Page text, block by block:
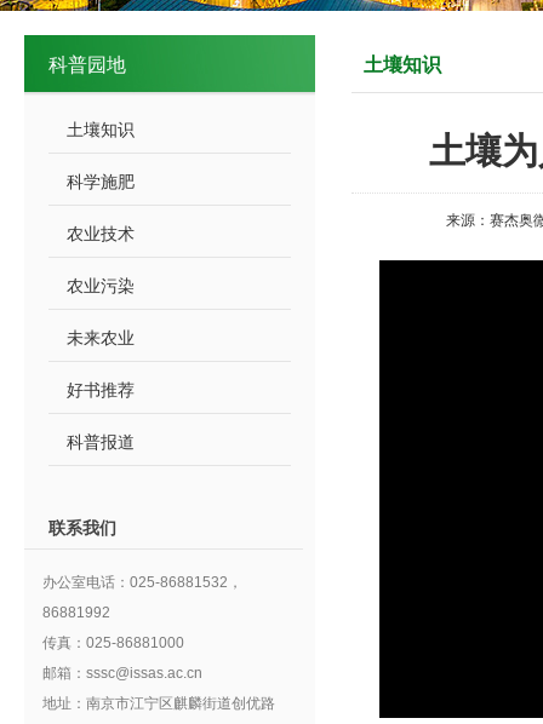
科普园地
土壤知识
科学施肥
农业技术
农业污染
未来农业
好书推荐
科普报道
联系我们
办公室电话：025-86881532，
86881992
传真：025-86881000
邮箱：sssc@issas.ac.cn
地址：南京市江宁区麒麟街道创优路
土壤知识
土壤
来源：赛杰奥